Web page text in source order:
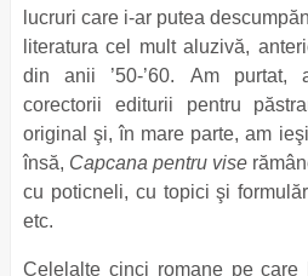
lucruri care i-ar putea
literatura cel mult aluzivă,
din anii ’50-’60. Am purtat,
corectorii editurii pentru
original şi, în mare parte, am
însă, Capcana pentru vise
cu poticneli, cu topici şi
etc.
Celelalte cinci romane pe care